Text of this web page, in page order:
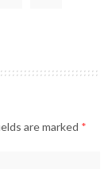
are marked *